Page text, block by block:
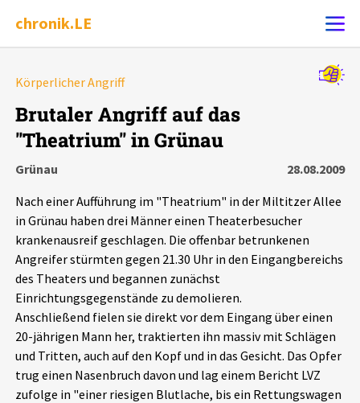
chronik.LE
Chronik
Leipziger Zustände
Schlaglichter
Phänomene
Aktuelles
Körperlicher Angriff
Brutaler Angriff auf das
"Theatrium" in Grünau
Grünau
28.08.2009
Nach einer Aufführung im "Theatrium" in der Miltitzer Allee
in Grünau haben drei Männer einen Theaterbesucher
krankenausreif geschlagen. Die offenbar betrunkenen
Angreifer stürmten gegen 21.30 Uhr in den Eingangbereichs
des Theaters und begannen zunächst
Einrichtungsgegenstände zu demolieren.
Anschließend fielen sie direkt vor dem Eingang über einen
20-jährigen Mann her, traktierten ihn massiv mit Schlägen
und Tritten, auch auf den Kopf und in das Gesicht. Das Opfer
trug einen Nasenbruch davon und lag einem Bericht LVZ
zufolge in "einer riesigen Blutlache, bis ein Rettungswagen
Alle Ereignisse
Ereignisse
Ereignisse Statistik